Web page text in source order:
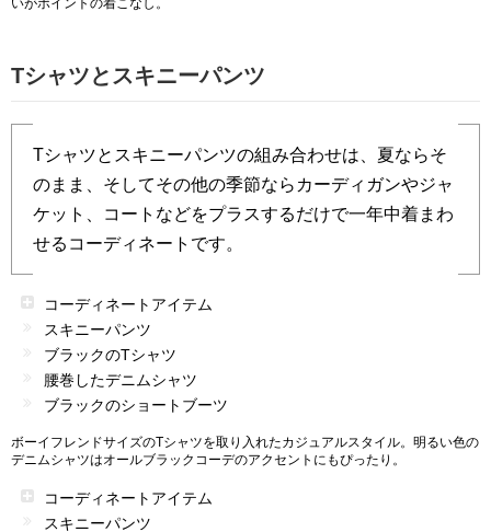
いがポイントの着こなし。
Tシャツとスキニーパンツ
Tシャツとスキニーパンツの組み合わせは、夏ならそ
のまま、そしてその他の季節ならカーディガンやジャ
ケット、コートなどをプラスするだけで一年中着まわ
せるコーディネートです。
コーディネートアイテム
スキニーパンツ
ブラックのTシャツ
腰巻したデニムシャツ
ブラックのショートブーツ
ボーイフレンドサイズのTシャツを取り入れたカジュアルスタイル。明るい色の
デニムシャツはオールブラックコーデのアクセントにもぴったり。
コーディネートアイテム
スキニーパンツ